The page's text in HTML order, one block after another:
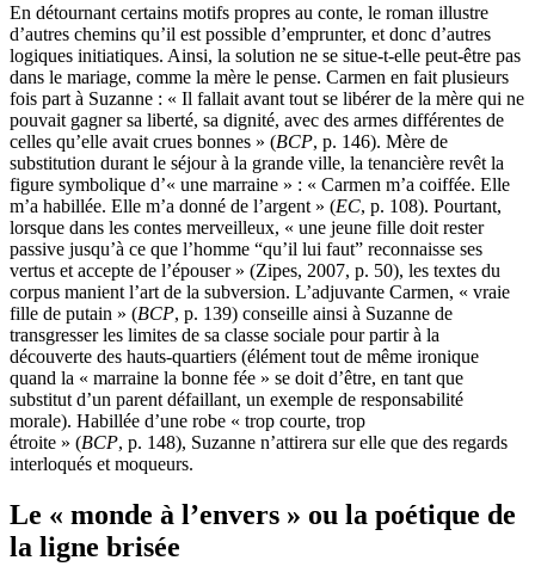
En détournant certains motifs propres au conte, le roman illustre
d’autres chemins qu’il est possible d’emprunter, et donc d’autres
logiques initiatiques. Ainsi, la solution ne se situe-t-elle peut-être pas
dans le mariage, comme la mère le pense. Carmen en fait plusieurs
fois part à Suzanne : « Il fallait avant tout se libérer de la mère qui ne
pouvait gagner sa liberté, sa dignité, avec des armes différentes de
celles qu’elle avait crues bonnes » (BCP, p. 146). Mère de
substitution durant le séjour à la grande ville, la tenancière revêt la
figure symbolique d’« une marraine » : « Carmen m’a coiffée. Elle
m’a habillée. Elle m’a donné de l’argent » (EC, p. 108). Pourtant,
lorsque dans les contes merveilleux, « une jeune fille doit rester
passive jusqu’à ce que l’homme “qu’il lui faut” reconnaisse ses
vertus et accepte de l’épouser » (Zipes, 2007, p. 50), les textes du
corpus manient l’art de la subversion. L’adjuvante Carmen, « vraie
fille de putain » (BCP, p. 139) conseille ainsi à Suzanne de
transgresser les limites de sa classe sociale pour partir à la
découverte des hauts-quartiers (élément tout de même ironique
quand la « marraine la bonne fée » se doit d’être, en tant que
substitut d’un parent défaillant, un exemple de responsabilité
morale). Habillée d’une robe « trop courte, trop
étroite » (BCP, p. 148), Suzanne n’attirera sur elle que des regards
interloqués et moqueurs.
Le « monde à l’envers » ou la poétique de
la ligne brisée